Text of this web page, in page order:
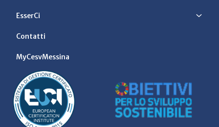
EsserCi
Contatti
MyCesvMessina